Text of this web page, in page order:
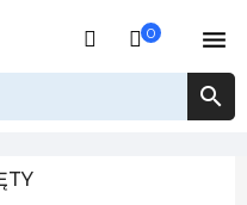
0 
